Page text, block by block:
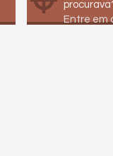
Entre em